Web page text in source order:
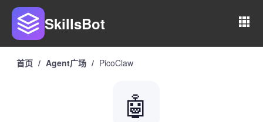
SkillsBot
首页 / Agent广场 / PicoClaw
🤖